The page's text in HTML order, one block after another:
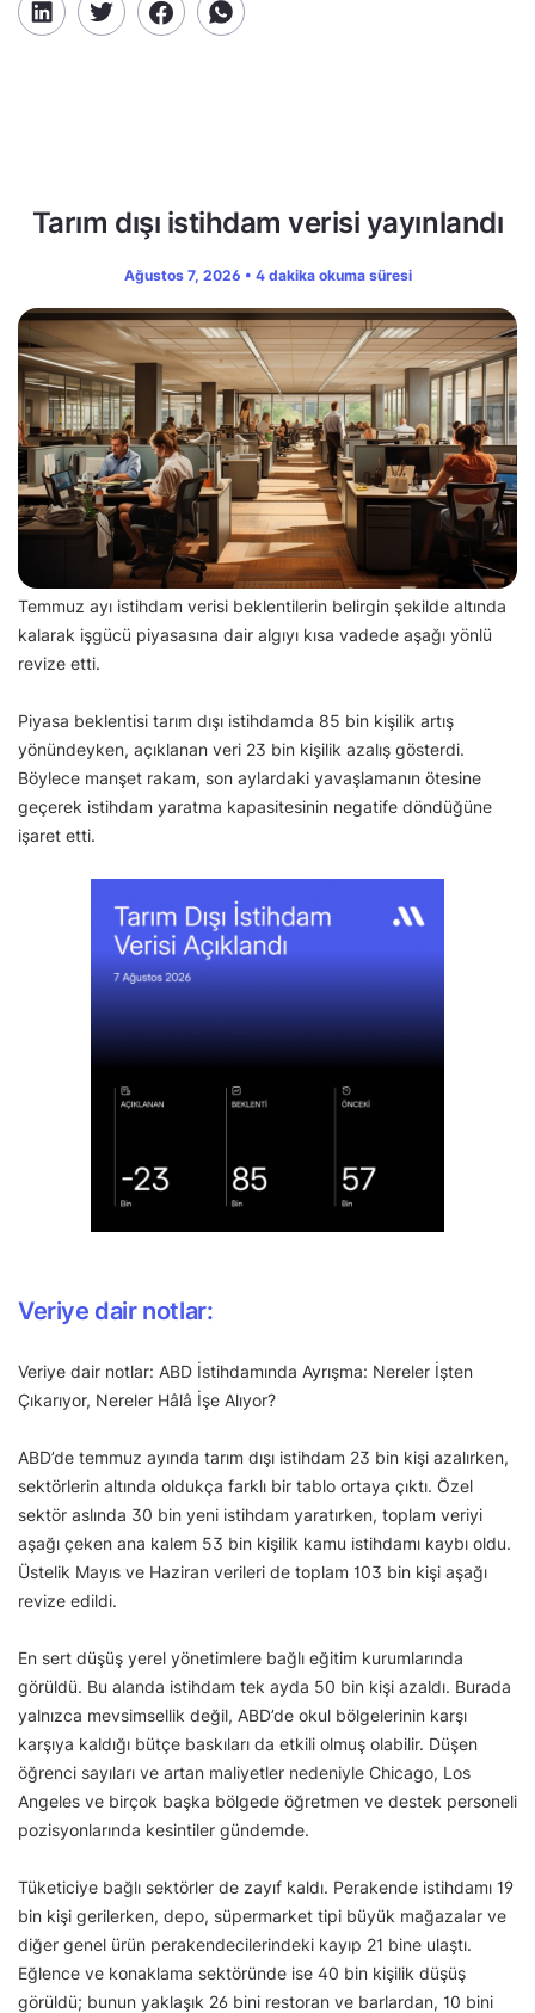
Tarım dışı istihdam verisi yayınlandı
Ağustos 7, 2026 • 4 dakika okuma süresi
Temmuz ayı istihdam verisi beklentilerin belirgin şekilde altında
kalarak işgücü piyasasına dair algıyı kısa vadede aşağı yönlü
revize etti.
Piyasa beklentisi tarım dışı istihdamda 85 bin kişilik artış
yönündeyken, açıklanan veri 23 bin kişilik azalış gösterdi.
Böylece manşet rakam, son aylardaki yavaşlamanın ötesine
geçerek istihdam yaratma kapasitesinin negatife döndüğüne
işaret etti.
Veriye dair notlar:
Veriye dair notlar: ABD İstihdamında Ayrışma: Nereler İşten
Çıkarıyor, Nereler Hâlâ İşe Alıyor?
ABD’de temmuz ayında tarım dışı istihdam 23 bin kişi azalırken,
sektörlerin altında oldukça farklı bir tablo ortaya çıktı. Özel
sektör aslında 30 bin yeni istihdam yaratırken, toplam veriyi
aşağı çeken ana kalem 53 bin kişilik kamu istihdamı kaybı oldu.
Üstelik Mayıs ve Haziran verileri de toplam 103 bin kişi aşağı
revize edildi.
En sert düşüş yerel yönetimlere bağlı eğitim kurumlarında
görüldü. Bu alanda istihdam tek ayda 50 bin kişi azaldı. Burada
yalnızca mevsimsellik değil, ABD’de okul bölgelerinin karşı
karşıya kaldığı bütçe baskıları da etkili olmuş olabilir. Düşen
öğrenci sayıları ve artan maliyetler nedeniyle Chicago, Los
Angeles ve birçok başka bölgede öğretmen ve destek personeli
pozisyonlarında kesintiler gündemde.
Tüketiciye bağlı sektörler de zayıf kaldı. Perakende istihdamı 19
bin kişi gerilerken, depo, süpermarket tipi büyük mağazalar ve
diğer genel ürün perakendecilerindeki kayıp 21 bine ulaştı.
Eğlence ve konaklama sektöründe ise 40 bin kişilik düşüş
görüldü; bunun yaklaşık 26 bini restoran ve barlardan, 10 bini